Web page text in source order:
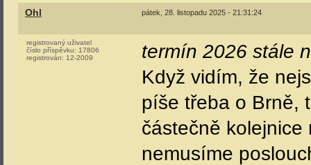
Ohl pátek, 28. listopadu 2025 - 21:31:24
registrovaný uživatel
číslo příspěvku: 17806
registrován: 12-2009
termín 2026 stále
Když vidím, že
píše třeba o Brně,
částečně
nemusíme